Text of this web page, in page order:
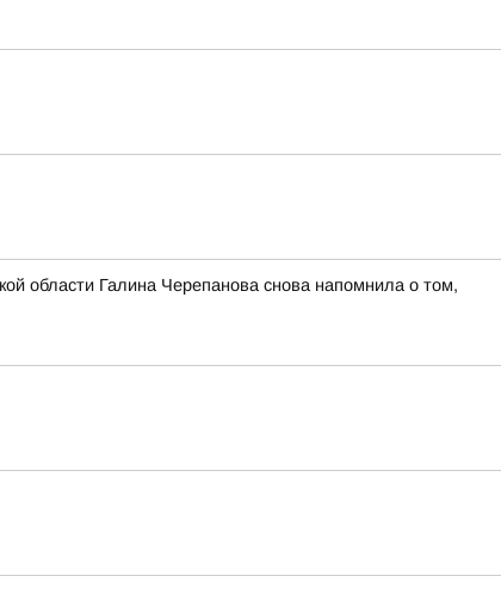
области Галина Черепанова снова напомнила о том,